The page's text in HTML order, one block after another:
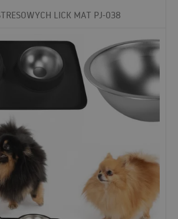
LICK MAT PJ-038